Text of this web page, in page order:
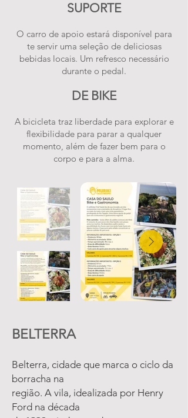
SUPORTE
O carro de apoio estará disponível para
te servir uma seleção de deliciosas
bebidas locais. Um refresco necessário
durante o pedal.
DE BIKE
A bicicleta traz liberdade para explorar e
flexibilidade para parar a qualquer
momento, além de fazer bem para o
corpo e para a alma.
BELTERRA
Belterra, cidade que marca o ciclo da
borracha na
região. A vila, idealizada por Henry
Ford na década